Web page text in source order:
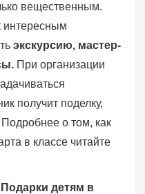
вещественным.
интересным
экскурсию, мастер-
При организации
получит поделку,
Подробнее о том, как
в классе читайте
детям в